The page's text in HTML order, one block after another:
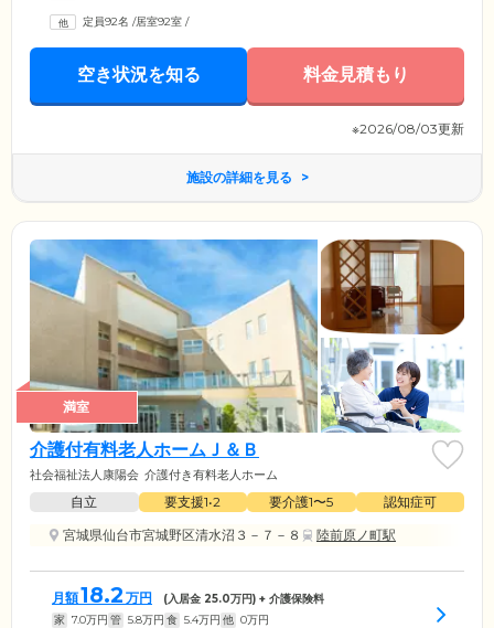
定員92名 /居室92室 /
空き状況を知る 料金見積もり
※2026/08/03更新
施設の詳細を見る
満室
介護付有料老人ホームＪ＆Ｂ
社会福祉法人康陽会 介護付き有料老人ホーム
自立 要支援1•2 要介護1〜5
認知症可
宮城県仙台市宮城野区清水沼３－７－８
陸前原ノ町駅
月額18.2 万円 (入居金 25.0万円) + 介護保険料
家 7.0万円 管 5.8万円 食 5.4万円 他 0万円